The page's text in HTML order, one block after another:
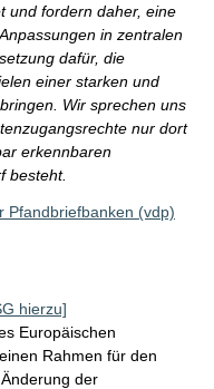
und fordern daher, eine
in zentralen
dafür, die
einer starken und
Wir sprechen uns
nur dort
erkennbaren
besteht.
Pfandbriefbanken (vdp)
hierzu]
Europäischen
Rahmen für den
der